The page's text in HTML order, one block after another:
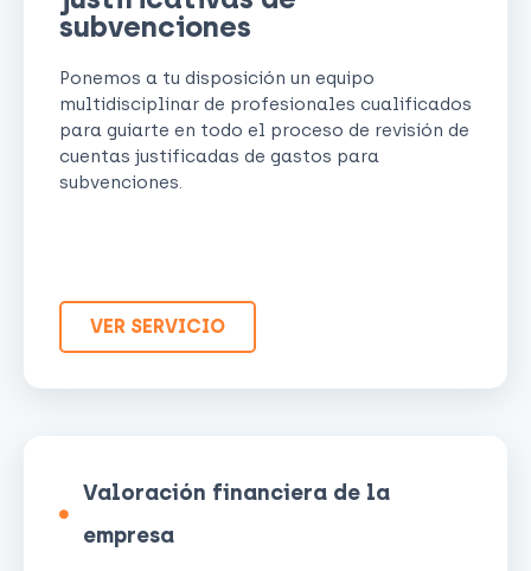
subvenciones
Ponemos a tu disposición un equipo
multidisciplinar de profesionales cualificados
para guiarte en todo el proceso de revisión de
cuentas justificadas de gastos para
subvenciones.
VER SERVICIO
Valoración financiera de la
empresa